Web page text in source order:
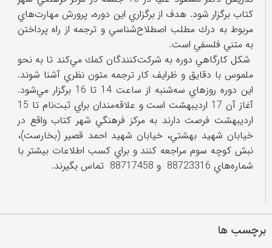
كتاب برگزار شود. هدف از برگزاري اين دوره، پرورش مهارت‌هاي
مربوط به درك مطلب اصطلاح‌شناسي و ترجمه از راه پرداختن
به متني فلسفي است.
شكل كارگاهي دوره به شركت‌كنندگان كمك مي‌كند تا به نحو
ملموس با دقايق و ظرايف كار ترجمه‌ متون نظري آشنا شوند.
اين دوره روزهاي سه‌شنبه از ساعت 14 تا 16 برگزار مي‌شود.
آغاز آن 17 ارديبهشت است و علاقه‌مندان براي ثبت‌نام تا 15
ارديبهشت فرصت دارند به مركز فرهنگي شهر كتاب واقع در
خيابان شهيد بهشتي، خيابان شهيد احمد قصير (بخارست)،
نبش كوچه‌ سوم مراجعه كنند و براي كسب اطلاعات بيشتر با
شماره‌هاي 88723316 و 88717458 تماس بگيرند.
برچسب ها